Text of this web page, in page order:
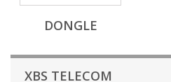
DONGLE
XBS TELECOM